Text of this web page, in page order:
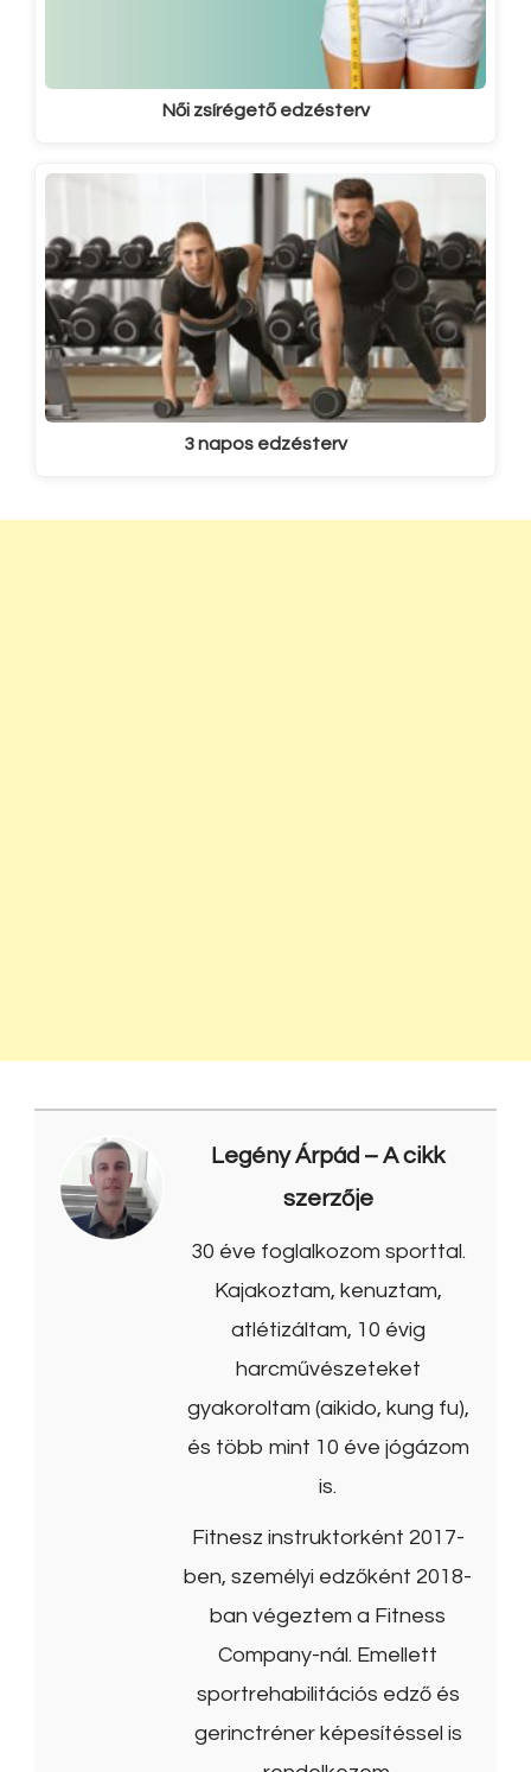
Női zsírégető edzésterv
3 napos edzésterv
Legény Árpád – A cikk
szerzője
30 éve foglalkozom sporttal.
Kajakoztam, kenuztam,
atlétizáltam, 10 évig
harcművészeteket
gyakoroltam (aikido, kung fu),
és több mint 10 éve jógázom
is.
Fitnesz instruktorként 2017-
ben, személyi edzőként 2018-
ban végeztem a Fitness
Company-nál. Emellett
sportrehabilitációs edző és
gerinctréner képesítéssel is